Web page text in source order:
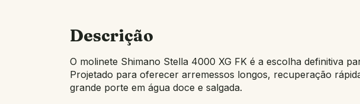
Descrição
O molinete Shimano Stella 4000 XG FK é a escolha definitiva
Projetado para oferecer arremessos longos, recuperação
grande porte em água doce e salgada.